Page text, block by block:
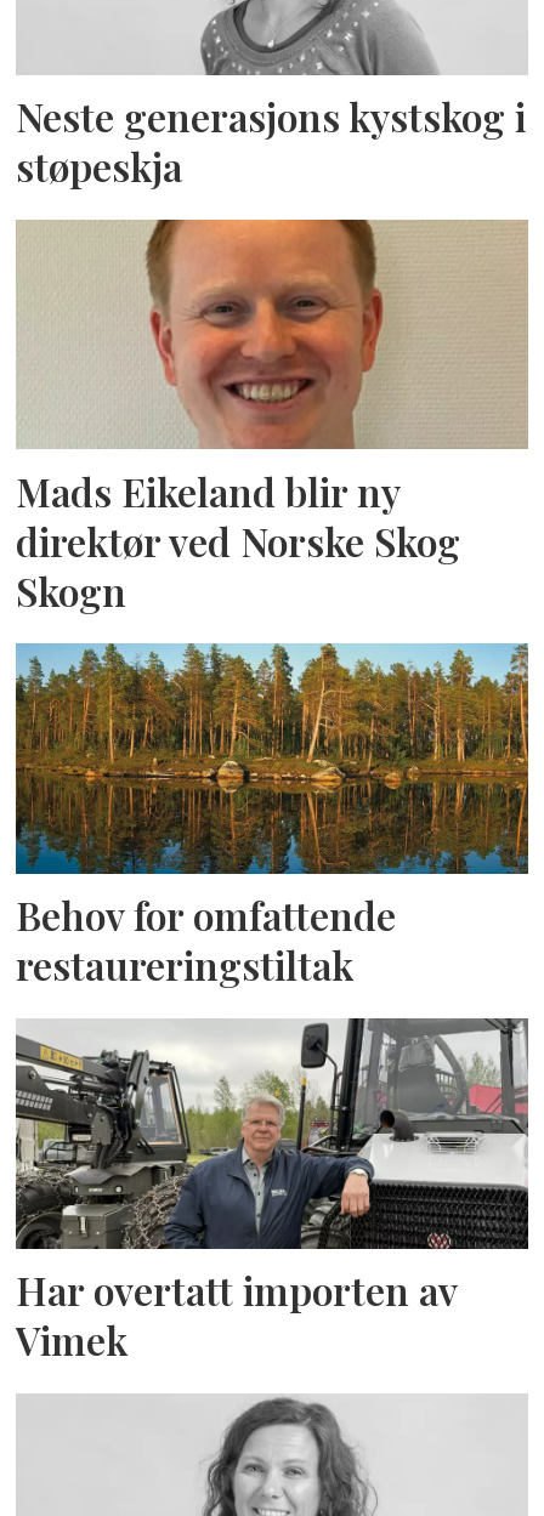
Neste generasjons kystskog i
støpeskja
Mads Eikeland blir ny
direktør ved Norske Skog
Skogn
Behov for omfattende
restaureringstiltak
Har overtatt importen av
Vimek